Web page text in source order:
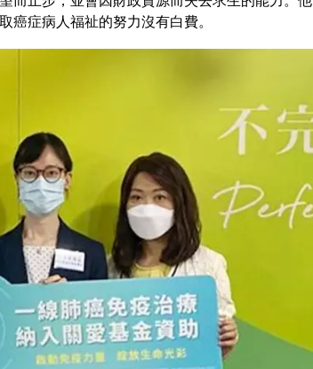
癌症病人福祉的努力沒有白費。